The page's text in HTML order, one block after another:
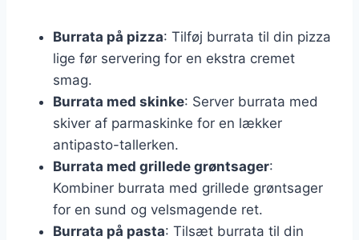
Burrata på pizza: Tilføj burrata til din pizza
lige før servering for en ekstra cremet
smag.
Burrata med skinke: Server burrata med
skiver af parmaskinke for en lækker
antipasto-tallerken.
Burrata med grillede grøntsager:
Kombiner burrata med grillede grøntsager
for en sund og velsmagende ret.
Burrata på pasta: Tilsæt burrata til din